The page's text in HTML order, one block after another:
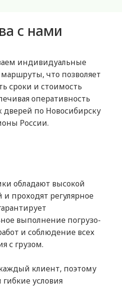
с нами
индивидуальные
что позволяет
сроки и стоимость
оперативность
дверей по Новосибирску
России.
обладают высокой
проходят регулярное
выполнение погрузо-
и соблюдение всех
с грузом.
клиент, поэтому
условия